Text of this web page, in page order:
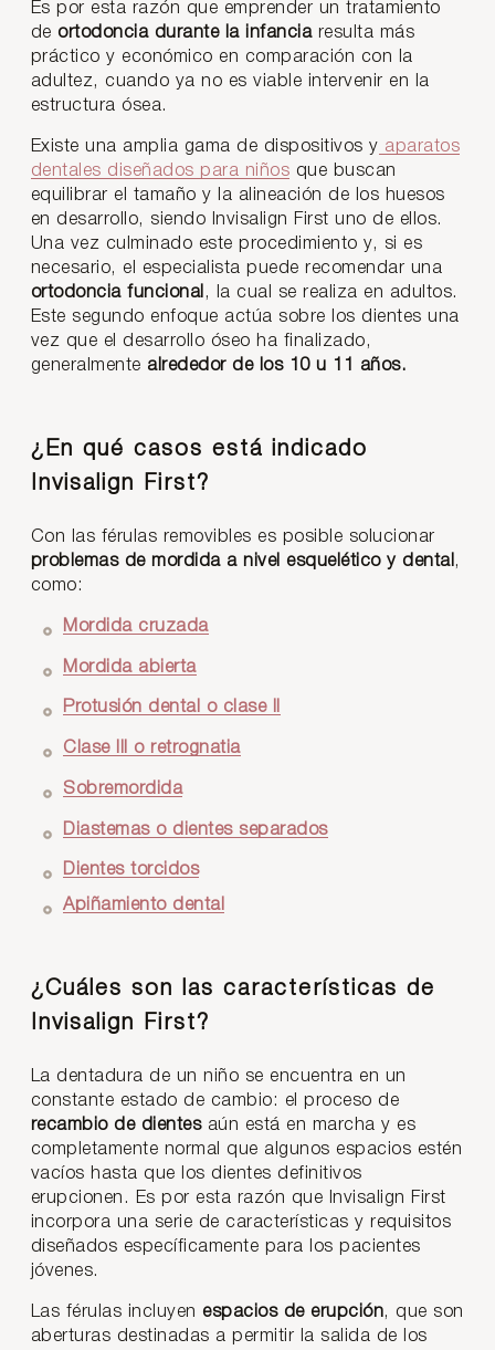
Es por esta razón que emprender un tratamiento
de ortodoncia durante la infanciaresulta más
práctico y económico en comparación con la
adultez, cuando ya no es viable intervenir en la
estructura ósea.
Existe una amplia gama de dispositivos y aparatos
dentales diseñados para niños que buscan
equilibrar el tamaño y la alineación de los huesos
en desarrollo, siendo Invisalign First uno de ellos.
Una vez culminado este procedimiento y, si es
necesario, el especialista puede recomendar una
ortodoncia funcional , la cual se realiza en adultos.
Este segundo enfoque actúa sobre los dientes una
vez que el desarrollo óseo ha finalizado,
generalmente alrededor de los 10 u 11 años.
¿En qué casos está indicado
Invisalign First?
Con las férulas removibles es posible solucionar
problemas de mordida a nivel esquelético y dental ,
como:
Mordida cruzada
Mordida abierta
Protusión dental o clase II
Clase III o retrognatia
Sobremordida
Diastemas o dientes separados
Dientes torcidos
Apiñamiento dental
¿Cuáles son las características de
Invisalign First?
La dentadura de un niño se encuentra en un
constante estado de cambio: el proceso de
recambio de dientesaún está en marcha y es
completamente normal que algunos espacios estén
vacíos hasta que los dientes definitivos
erupcionen. Es por esta razón que Invisalign First
incorpora una serie de características y requisitos
diseñados específicamente para los pacientes
jóvenes.
Las férulas incluyen espacios de erupción, que son
aberturas destinadas a permitir la salida de los